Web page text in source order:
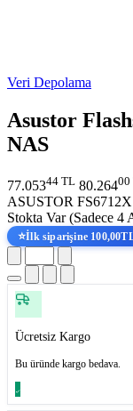
Veri Depolama
Asustor
NAS
77.05344 TL 80.26400
ASUSTOR
Stokta Var (Sadece 4
⭐İlk siparişine
Ücretsiz Kargo
Bu üründe kargo bedava.